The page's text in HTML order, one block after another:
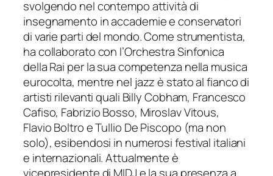
svolgendo nel contempo attività di
insegnamento in accademie e conservatori
di varie parti del mondo. Come strumentista,
ha collaboratocon l’Orchestra Sinfonica
della Rai per la sua competenza nella musica
eurocolta, mentre nel jazz è stato al fianco di
artisti rilevanti quali Billy Cobham, Francesco
Cafiso, Fabrizio Bosso, Miroslav Vitous,
Flavio Boltro e Tullio De Piscopo (ma non
solo), esibendosi in numerosi festival italiani
e internazionali. Attualmente è